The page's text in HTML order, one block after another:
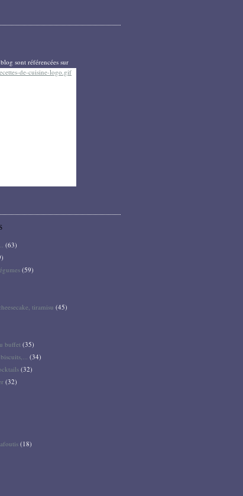
sont référencées sur
(63)
(59)
tiramisu (45)
buffet(35)
(34)
(32)
(32)
(18)